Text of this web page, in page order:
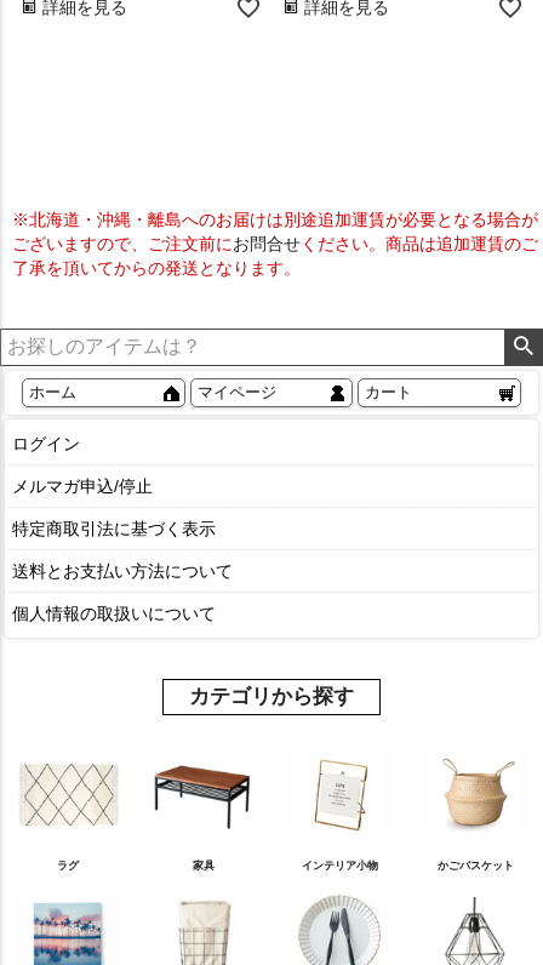
詳細を見る 詳細を見る
※北海道・沖縄・離島へのお届けは別途追加運賃が必要となる場合が
ございますので、ご注文前にお問合せください。商品は追加運賃のご
了承を頂いてからの発送となります。
ホーム マイページ カート
ログイン
メルマガ申込/停止
特定商取引法に基づく表示
送料とお支払い方法について
個人情報の取扱いについて
カテゴリから探す
ラグ 家具 インテリア小物 かごバスケット